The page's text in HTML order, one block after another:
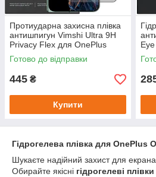
Протиударна захисна плівка
антишпигун Vimshi Ultra 9H
Privacy Flex для OnePlus
Open
Готово до відправки
445 ₴
Купити
Гідрогелева плівка для OnePlus
Шукаєте надійний захист для
Обирайте якісні гідрогелеві плівки